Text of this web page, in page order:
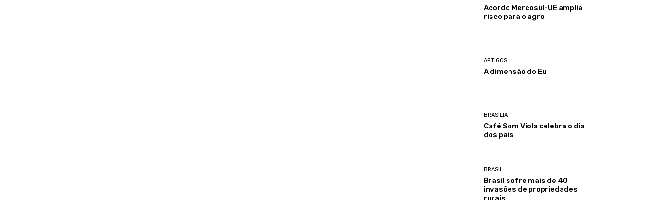
Acordo Mercosul-UE amplia
risco para o agro
ARTIGOS
A dimensão do Eu
BRASÍLIA
Café Som Viola celebra o dia
dos pais
BRASIL
Brasil sofre mais de 40
invasões de propriedades
rurais